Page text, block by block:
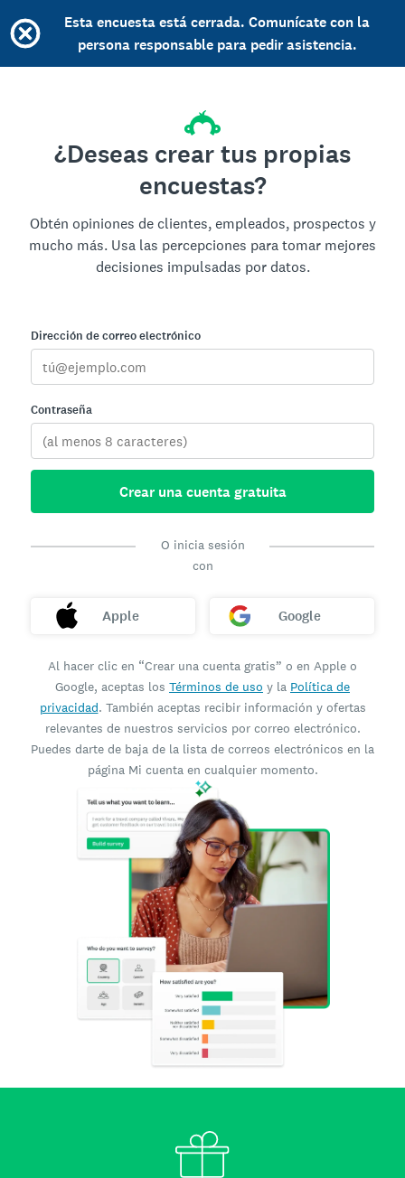
Esta encuesta está cerrada. Comunícate con la
persona responsable para pedir asistencia.
¿Deseas crear tus propias
encuestas?
Obtén opiniones de clientes, empleados, prospectos y
mucho más. Usa las percepciones para tomar mejores
decisiones impulsadas por datos.
Dirección de correo electrónico
Contraseña
Crear una cuenta gratuita
O inicia sesión
con
Apple Google
Al hacer clic en “Crear una cuenta gratis” o en Apple o
Google, aceptas los Términos de uso y la Política de
privacidad. También aceptas recibir información y ofertas
relevantes de nuestros servicios por correo electrónico.
Puedes darte de baja de la lista de correos electrónicos en la
página Mi cuenta en cualquier momento.